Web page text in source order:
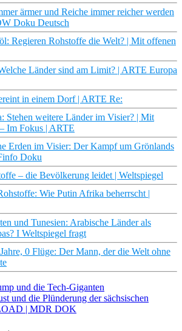
ärmer und Reiche immer reicher werden
Doku Deutsch
Regieren Rohstoffe die Welt? | Mit offenen
Länder sind am Limit? | ARTE Europa
in einem Dorf | ARTE Re:
Stehen weitere Länder im Visier? | Mit
Im Fokus | ARTE
Erden im Visier: Der Kampf um Grönlands
Doku
– die Bevölkerung leidet | Weltspiegel
Wie Putin Afrika beherrscht |
und Tunesien: Arabische Länder als
I Weltspiegel fragt
0 Flüge: Der Mann, der die Welt ohne
und die Tech-Giganten
und die Plünderung der sächsischen
| MDR DOK